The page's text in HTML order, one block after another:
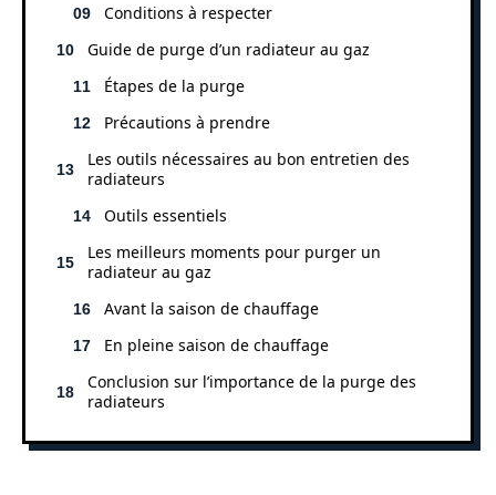
Conditions à respecter
Guide de purge d’un radiateur au gaz
Étapes de la purge
Précautions à prendre
Les outils nécessaires au bon entretien des
radiateurs
Outils essentiels
Les meilleurs moments pour purger un
radiateur au gaz
Avant la saison de chauffage
En pleine saison de chauffage
Conclusion sur l’importance de la purge des
radiateurs